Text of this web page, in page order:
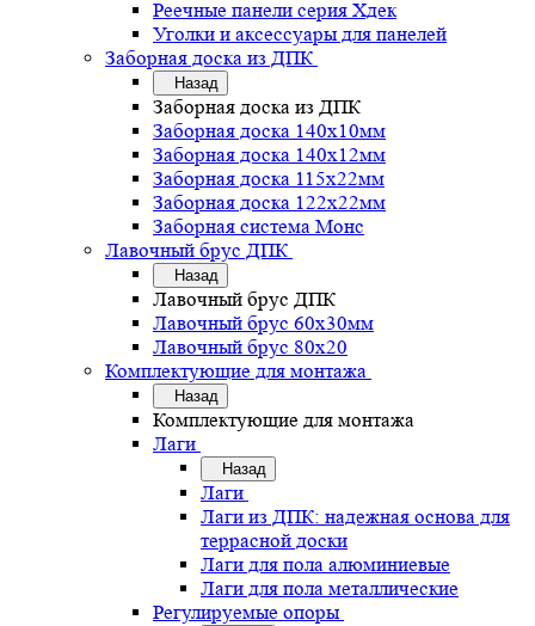
Реечные панели серия Хдек
Уголки и аксессуары для панелей
Заборная доска из ДПК
Назад
Заборная доска из ДПК
Заборная доска 140х10мм
Заборная доска 140х12мм
Заборная доска 115х22мм
Заборная доска 122х22мм
Заборная система Монс
Лавочный брус ДПК
Назад
Лавочный брус ДПК
Лавочный брус 60х30мм
Лавочный брус 80х20
Комплектующие для монтажа
Назад
Комплектующие для монтажа
Лаги
Назад
Лаги
Лаги из ДПК: надежная основа для
террасной доски
Лаги для пола алюминиевые
Лаги для пола металлические
Регулируемые опоры